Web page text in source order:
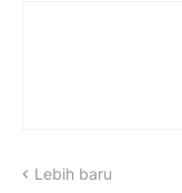
Lebih baru